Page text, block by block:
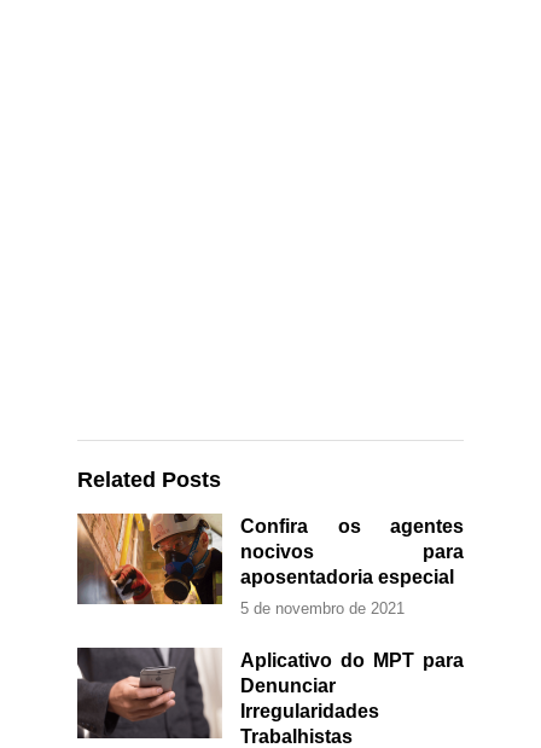
Related Posts
Confira os agentes
nocivos para
aposentadoria especial
5 de novembro de 2021
Aplicativo do MPT para
Denunciar
Irregularidades
Trabalhistas